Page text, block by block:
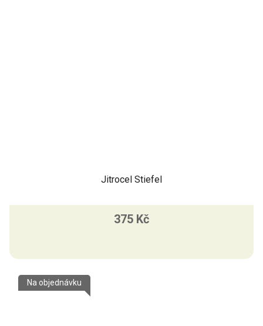
Jitrocel Stiefel
375 Kč
Na objednávku